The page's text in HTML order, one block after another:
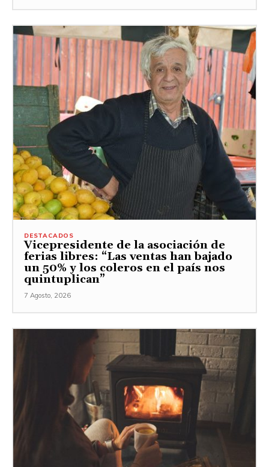
DESTACADOS
Vicepresidente de la asociación de
ferias libres: “Las ventas han bajado
un 50% y los coleros en el país nos
quintuplican”
7 Agosto, 2026